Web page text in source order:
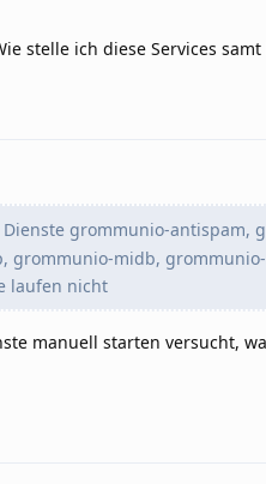
stelle ich diese Services
Dienste grommunio-antispam,
grommunio-midb,
laufen nicht
manuell starten versucht,